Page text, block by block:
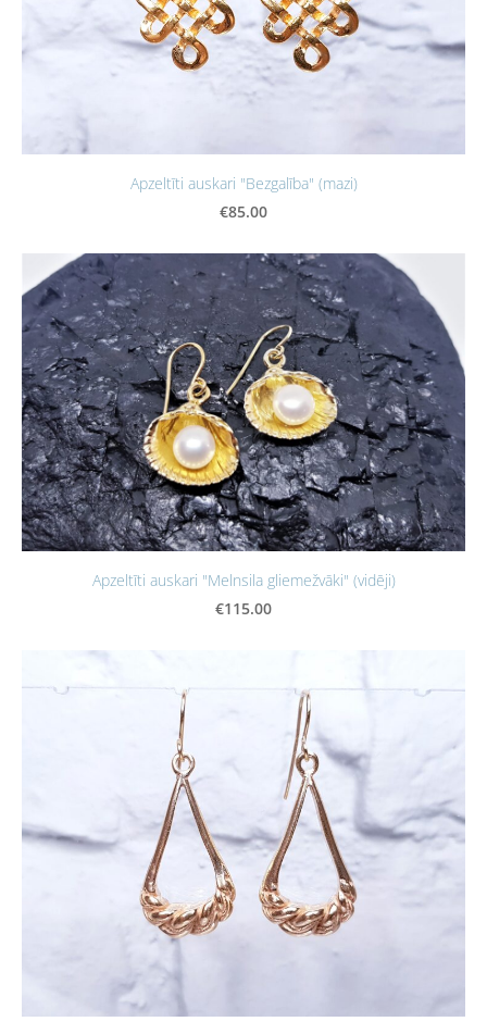
Apzeltīti auskari "Bezgalība" (mazi)
€85.00
Apzeltīti auskari "Melnsila gliemežvāki" (vidēji)
€115.00